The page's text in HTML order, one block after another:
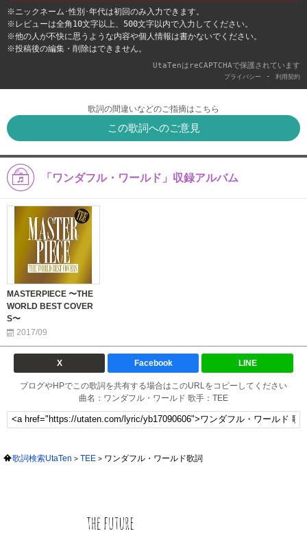
※ニックネーム･性別･年代は初回のみ入力できます。
※レビューは全角10文字以上、500文字以内で入力してください。
※他の人が不快に思うような内容や個人情報は書かないでください。
※投稿後の編集・削除はできません。
UtaTenはreCAPTCHAで保護されています
プライバシー - 利用契約
歌詞の間違いなどのご指摘はこちら
この歌詞へのご意見
「ワンダフル・ワールド」収録アルバム
MASTERPIECE 〜THE
WORLD BEST COVER
S〜
2017/09
X Facebook LINE
ブログやHPでこの歌詞を共有する場合はこのURLをコピーしてください
曲名：ワンダフル・ワールド 歌手：TEE
歌詞検索UtaTen TEE ワンダフル・ワールド歌詞